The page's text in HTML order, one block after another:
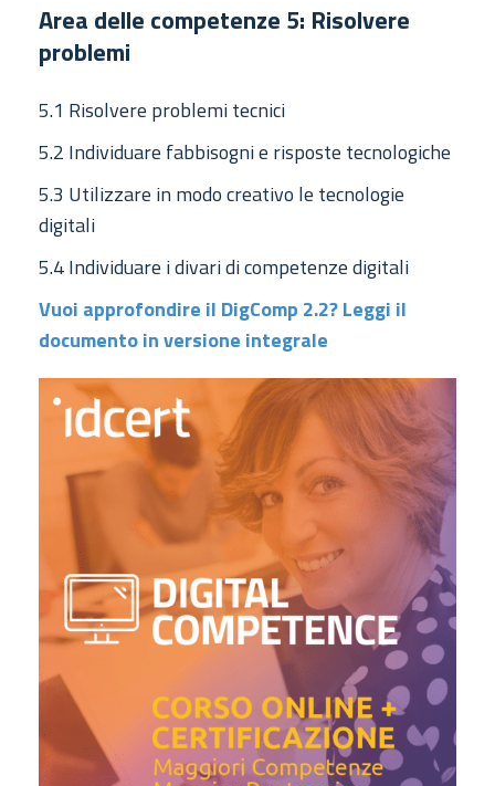
Area delle competenze 5: Risolvere
problemi
5.1 Risolvere problemi tecnici
5.2 Individuare fabbisogni e risposte tecnologiche
5.3 Utilizzare in modo creativo le tecnologie
digitali
5.4 Individuare i divari di competenze digitali
Vuoi approfondire il DigComp 2.2? Leggi il
documento in versione integrale